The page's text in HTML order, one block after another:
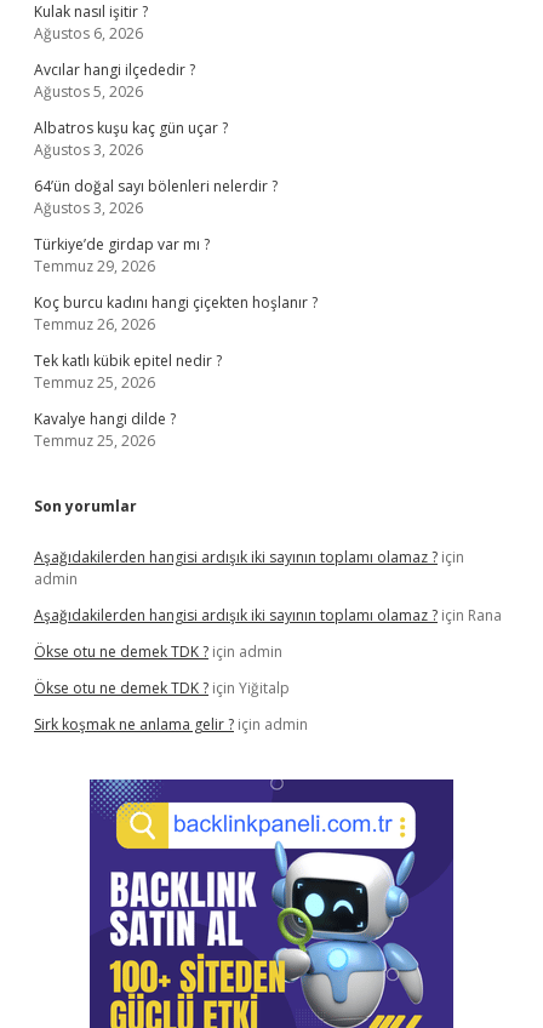
Kulak nasıl işitir ?
Ağustos 6, 2026
Avcılar hangi ilçededir ?
Ağustos 5, 2026
Albatros kuşu kaç gün uçar ?
Ağustos 3, 2026
64’ün doğal sayı bölenleri nelerdir ?
Ağustos 3, 2026
Türkiye’de girdap var mı ?
Temmuz 29, 2026
Koç burcu kadını hangi çiçekten hoşlanır ?
Temmuz 26, 2026
Tek katlı kübik epitel nedir ?
Temmuz 25, 2026
Kavalye hangi dilde ?
Temmuz 25, 2026
Son yorumlar
Aşağıdakilerden hangisi ardışık iki sayının toplamı olamaz ? için
admin
Aşağıdakilerden hangisi ardışık iki sayının toplamı olamaz ? için Rana
Ökse otu ne demek TDK ? için admin
Ökse otu ne demek TDK ? için Yiğitalp
Sirk koşmak ne anlama gelir ? için admin